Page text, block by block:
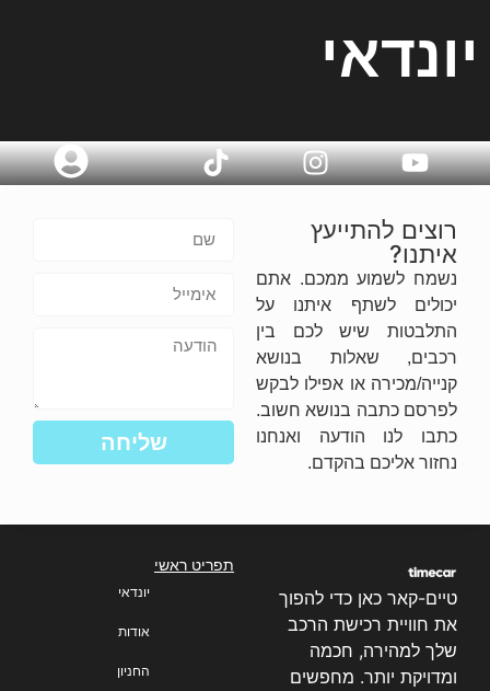
יונדאי
רוצים להתייעץ
איתנו?
נשמח לשמוע ממכם. אתם
יכולים לשתף איתנו על
התלבטות שיש לכם בין
רכבים, שאלות בנושא
קנייה/מכירה או אפילו לבקש
לפרסם כתבה בנושא חשוב.
כתבו לנו הודעה ואנחנו
נחזור אליכם בהקדם.
שליחה
תפריט ראשי
יונדאי
אודות
החניון
טיים-קאר כאן כדי להפוך
את חוויית רכישת הרכב
שלך למהירה, חכמה
ומדויקת יותר. מחפשים